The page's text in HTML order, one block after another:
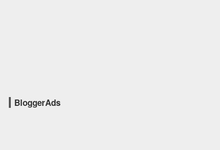
BloggerAds